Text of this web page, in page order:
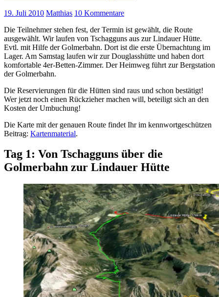
19. Juli 2010 Matthias 10 Kommentare
Die Teilnehmer stehen fest, der Termin ist gewählt, die Route
ausgewählt. Wir laufen von Tschagguns aus zur Lindauer Hütte.
Evtl. mit Hilfe der Golmerbahn. Dort ist die erste Übernachtung im
Lager. Am Samstag laufen wir zur Douglasshütte und haben dort
komfortable 4er-Betten-Zimmer. Der Heimweg führt zur Bergstation
der Golmerbahn.
Die Reservierungen für die Hütten sind raus und schon bestätigt!
Wer jetzt noch einen Rückzieher machen will, beteiligt sich an den
Kosten der Umbuchung!
Die Karte mit der genauen Route findet Ihr im kennwortgeschützen
Beitrag: Kartenmaterial.
Tag 1: Von Tschagguns über die
Golmerbahn zur Lindauer Hütte